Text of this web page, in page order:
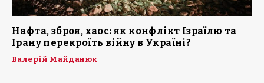
Нафта, зброя, хаос: як конфлікт Ізраїлю та
Ірану перекроїть війну в Україні?
Валерій Майданюк